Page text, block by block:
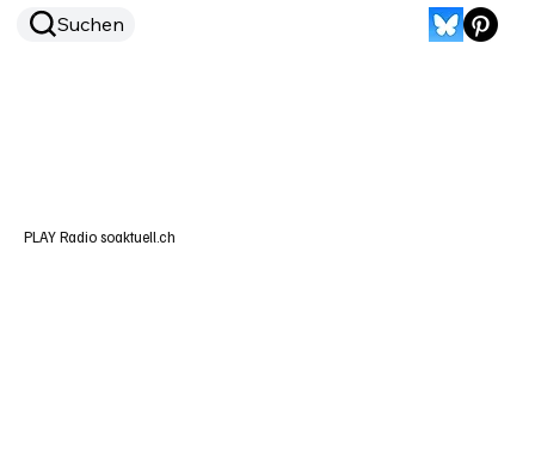
Suchen
PLAY Radio soaktuell.ch